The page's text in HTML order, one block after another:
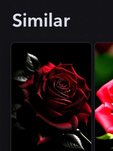
Similar